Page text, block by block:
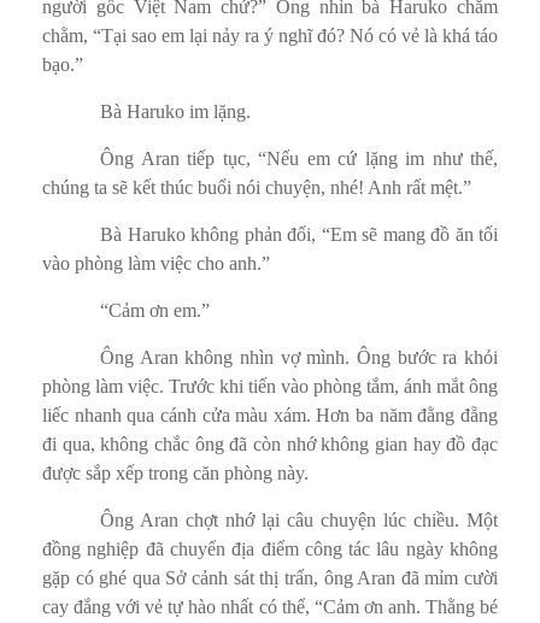
người gốc Việt Nam chứ?” Ông nhìn bà Haruko chằm
chằm, “Tại sao em lại nảy ra ý nghĩ đó? Nó có vẻ là khá táo
bạo.”
Bà Haruko im lặng.
Ông Aran tiếp tục, “Nếu em cứ lặng im như thế,
chúng ta sẽ kết thúc buổi nói chuyện, nhé! Anh rất mệt.”
Bà Haruko không phản đối, “Em sẽ mang đồ ăn tối
vào phòng làm việc cho anh.”
“Cảm ơn em.”
Ông Aran không nhìn vợ mình. Ông bước ra khỏi
phòng làm việc. Trước khi tiến vào phòng tắm, ánh mắt ông
liếc nhanh qua cánh cửa màu xám. Hơn ba năm đằng đẵng
đi qua, không chắc ông đã còn nhớ không gian hay đồ đạc
được sắp xếp trong căn phòng này.
Ông Aran chợt nhớ lại câu chuyện lúc chiều. Một
đồng nghiệp đã chuyển địa điểm công tác lâu ngày không
gặp có ghé qua Sở cảnh sát thị trấn, ông Aran đã mỉm cười
cay đắng với vẻ tự hào nhất có thể, “Cảm ơn anh. Thằng bé